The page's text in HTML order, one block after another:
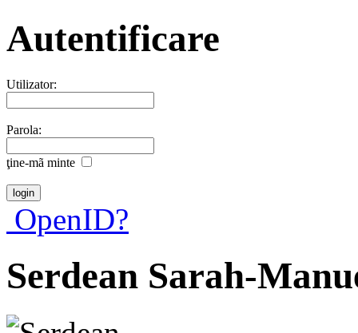
Autentificare
Utilizator:
Parola:
ţine-mã minte
OpenID?
Serdean Sarah-